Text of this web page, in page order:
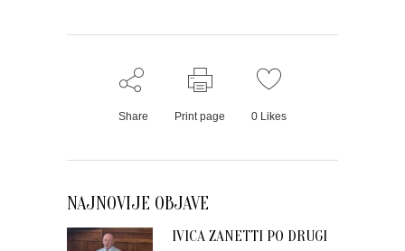
Share Print page 0 Likes
NAJNOVIJE OBJAVE
IVICA ZANETTI PO DRUGI